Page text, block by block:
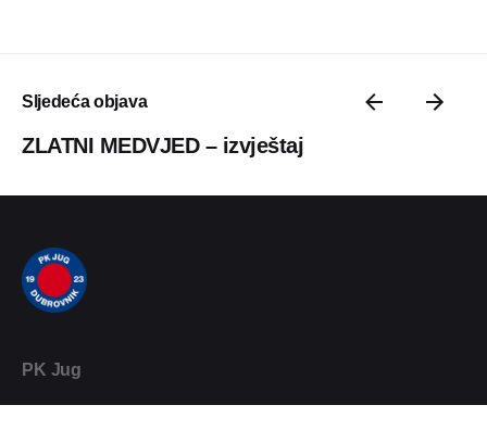
Sljedeća objava
ZLATNI MEDVJED – izvještaj
PK Jug